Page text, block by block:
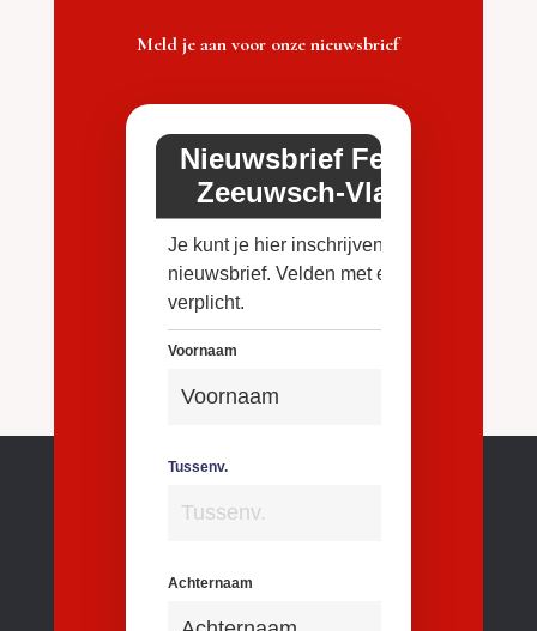
Meld je aan voor onze nieuwsbrief